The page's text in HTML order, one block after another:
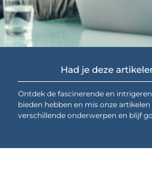
Had je deze
Ontdek de fascinerende en
bieden hebben en mis onze artikelen
verschillende onderwerpen en blijf